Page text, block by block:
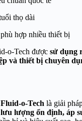
thọ dài
hợp nhiều thiết bị
o-Tech được sử dụng
và thiết bị chuyên
o-Tech là giải
lưu lượng ổn định, áp